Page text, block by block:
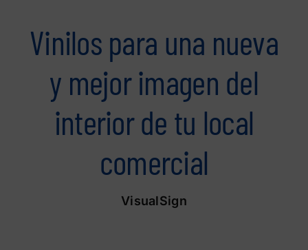
Vinilos para una nueva
y mejor imagen del
interior de tu local
comercial
VisualSign